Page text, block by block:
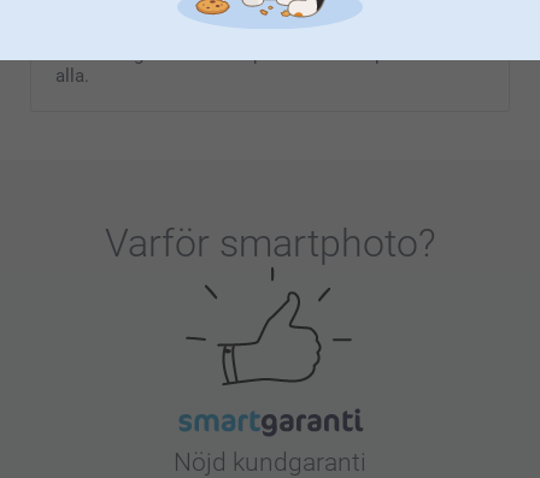
Hitta din favorit bland alla våra personliga presenter
och ge honom något speciellt för att fira denna
alla.
Varför smartphoto?
Nöjd kundgaranti